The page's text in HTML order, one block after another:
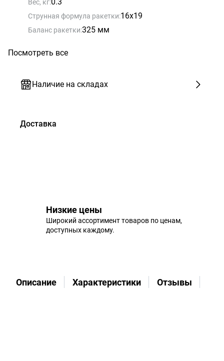
Вес, кг:
Струнная формула ракетки:16x19
Баланс ракетки:325 мм
Посмотреть все
Наличие на складах
Доставка
Низкие цены
Широкий ассортимент товаров по ценам,
доступных каждому.
Описание Характеристики Отзывы